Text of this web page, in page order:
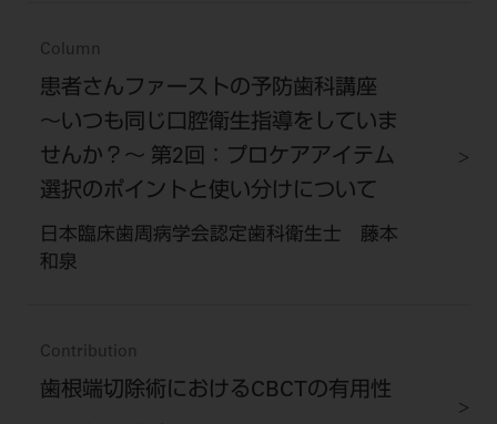
Column
患者さんファーストの予防歯科講座
〜いつも同じ口腔衛生指導をしていま
せんか？〜 第2回：プロケアアイテム
選択のポイントと使い分けについて
日本臨床歯周病学会認定歯科衛生士 藤本
和泉
Contribution
歯根端切除術におけるCBCTの有用性